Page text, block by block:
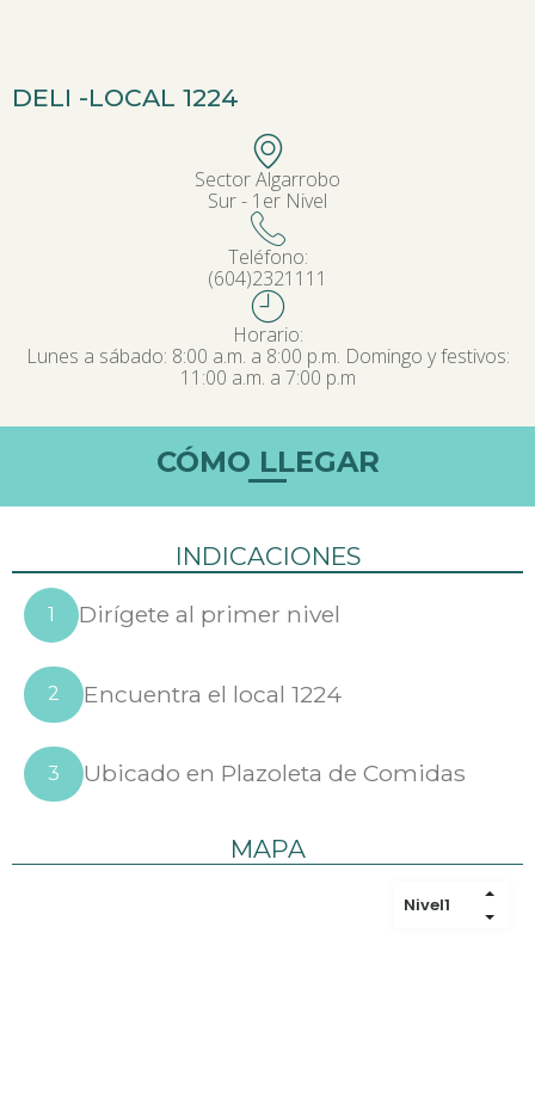
DELI -LOCAL 1224
Sector Algarrobo
Sur - 1er Nivel
Teléfono:
(604)2321111
Horario:
Lunes a sábado: 8:00 a.m. a 8:00 p.m. Domingo y festivos:
11:00 a.m. a 7:00 p.m
CÓMO LLEGAR
INDICACIONES
1 Dirígete al primer nivel
2 Encuentra el local 1224
3 Ubicado en Plazoleta de Comidas
MAPA